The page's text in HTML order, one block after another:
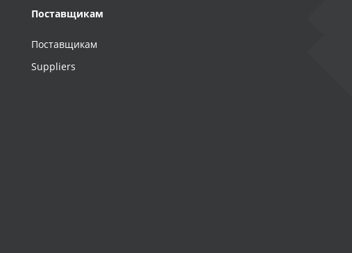
Поставщикам
Поставщикам
Suppliers